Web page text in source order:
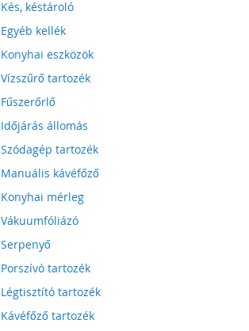
Kés, késtároló
Egyéb kellék
Konyhai eszközök
Vízszűrő tartozék
Fűszerőrlő
Időjárás állomás
Szódagép tartozék
Manuális kávéfőző
Konyhai mérleg
Vákuumfóliázó
Serpenyő
Porszívó tartozék
Légtisztító tartozék
Kávéfőző tartozék